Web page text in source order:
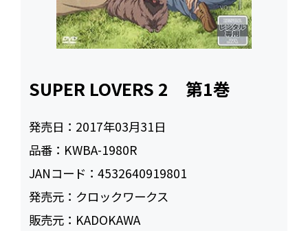
SUPER LOVERS 2 第1巻
発売日： 2017年03月31日
品番： KWBA-1980R
JANコード：4532640919801
発売元： クロックワークス
販売元： KADOKAWA